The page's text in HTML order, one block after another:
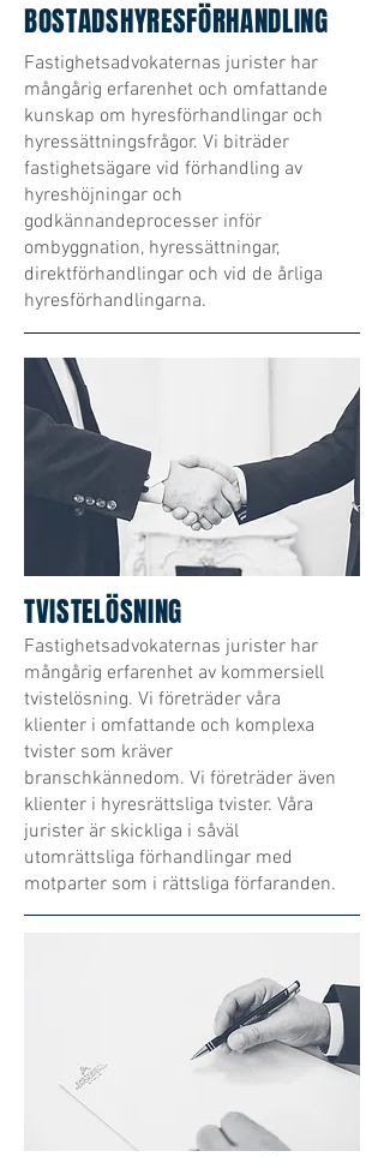
BOSTADSHYRESFÖRHANDLING
Fastighetsadvokaternas jurister har
mångårig erfarenhet och omfattande
kunskap om hyresförhandlingar och
hyressättningsfrågor. Vi biträder
fastighetsägare vid förhandling av
hyreshöjningar och
godkännandeprocesser inför
ombyggnation, hyressättningar,
direktförhandlingar och vid de årliga
hyresförhandlingarna.
TVISTELÖSNING
Fastighetsadvokaternas jurister har
mångårig erfarenhet av kommersiell
tvistelösning. Vi företräder våra
klienter i omfattande och komplexa
tvister som kräver
branschkännedom. Vi företräder även
klienter i hyresrättsliga tvister. Våra
jurister är skickliga i såväl
utomrättsliga förhandlingar med
motparter som i rättsliga förfaranden.